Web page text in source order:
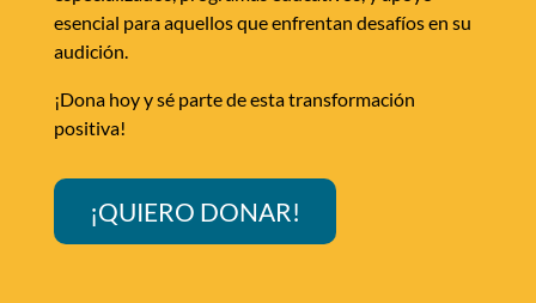
esencial para aquellos que enfrentan desafíos en su
audición.
¡Dona hoy y sé parte de esta transformación
positiva!
¡QUIERO DONAR!